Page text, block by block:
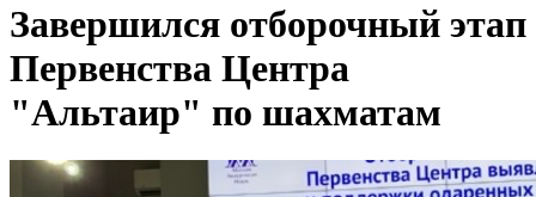
Завершился отборочный этап
Первенства Центра
"Альтаир" по шахматам